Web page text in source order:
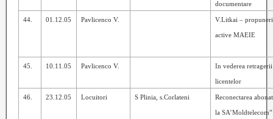
documentare
44. 01.12.05 Pavlicenco V. V.Litkai –
active MAEIE
45. 10.11.05 Pavlicenco V. In vederea retragerii
licentelor
46. 23.12.05 Locuitori S Plinia, s.Corlateni Reconectarea
la SA